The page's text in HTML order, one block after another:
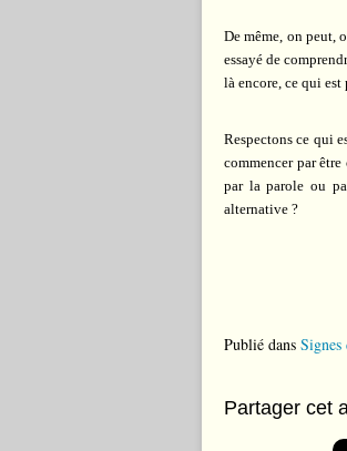
De même, on peut,
essayé de
là encore, ce qui
Respectons ce qui
commencer par
par la parole ou
alternative ?
Publié dans Signes
Partager cet